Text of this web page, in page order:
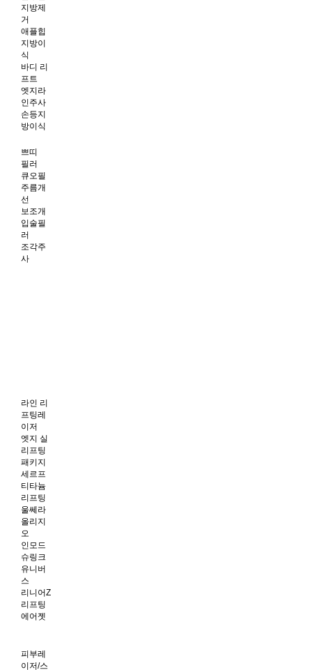
지방제
거
애플힙
지방이
식
바디 리
프트
엣지라
인주사
손등지
방이식
쁘띠
필러
큐오필
주름개
선
보조개
입술필
러
조각주
사
라인 리
프팅레
이저
엣지 실
리프팅
패키지
세르프
티타늄
리프팅
울쎄라
올리지
오
인모드
슈링크
유니버
스
리니어Z
리프팅
에어젯
피부레
이저/스